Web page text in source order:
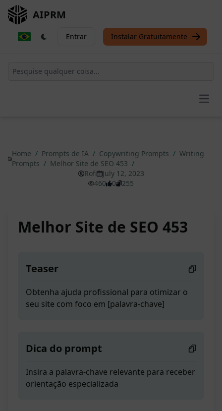
AIPRM
Entrar Instalar Gratuitamente
Home / Prompts de IA / Copywriting Prompts / Writing
Prompts / Melhor Site de SEO 453 /
Rofi
July 12, 2023
460
0 255
Melhor Site de SEO 453
Teaser
Obtenha ajuda profissional para otimizar o
seu site com foco em [palavra-chave]
Dica do prompt
Insira a palavra-chave relevante para receber
orientação especializada